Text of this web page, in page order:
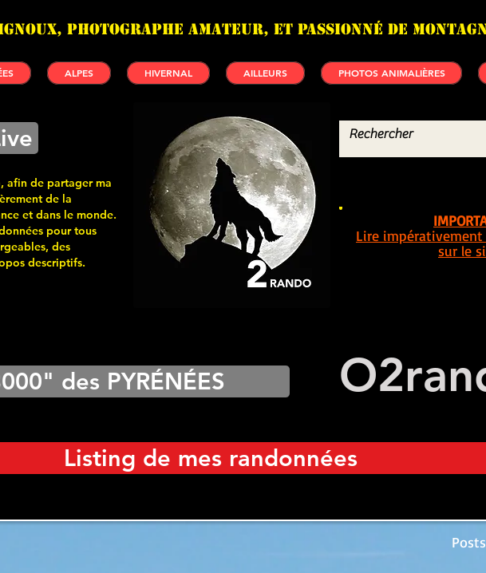
photographe amateur, et passionné de
ALPES HIVERNAL AILLEURS PHOTOS ANIMALIÈRES
afin de partager ma
de la
et dans le monde.
pour tous
des
descriptifs.
Lire
sur le
des PYRÉNÉES O2
Listing de mes randonnées